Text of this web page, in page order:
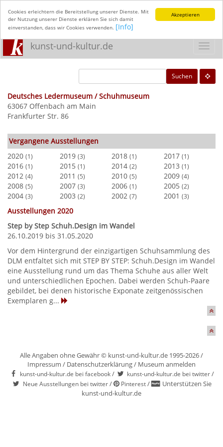
Akzeptieren
Cookies erleichtern die Bereitstellung unserer Dienste. Mit
der Nutzung unserer Dienste erklären Sie sich damit
einverstanden, dass wir Cookies verwenden. [Info]
kunst-und-kultur.de
Suchen
Deutsches Ledermuseum / Schuhmuseum
63067 Offenbach am Main
Frankfurter Str. 86
Vergangene Ausstellungen
2020 (1) 2019 (3) 2018 (1) 2017 (1)
2016 (1) 2015 (1) 2014 (2) 2013 (1)
2012 (4) 2011 (5) 2010 (5) 2009 (4)
2008 (5) 2007 (3) 2006 (1) 2005 (2)
2004 (3) 2003 (2) 2002 (7) 2001 (3)
Ausstellungen 2020
Step by Step Schuh.Design im Wandel
26.10.2019 bis 31.05.2020
Vor dem Hintergrund der einzigartigen Schuhsammlung des
DLM entfaltet sich mit STEP BY STEP: Schuh.Design im Wandel
eine Ausstellung rund um das Thema Schuhe aus aller Welt
und unterschiedlichen Epochen. Dabei werden Schuh-Paare
gebildet, bei denen historische Exponate zeitgenössischen
Exemplaren g...
Alle Angaben ohne Gewähr © kunst-und-kultur.de 1995-2026 /
Impressum / Datenschutzerklärung/ Museum anmelden
kunst-und-kultur.de bei facebook/ kunst-und-kultur.de bei twitter/
Neue Ausstellungen bei twitter/ Pinterest/
Unterstützen Sie
kunst-und-kultur.de